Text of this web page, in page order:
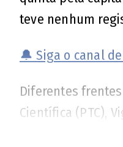
teve nenhum
🔔 Siga o canal
Diferentes
Científica (PTC),